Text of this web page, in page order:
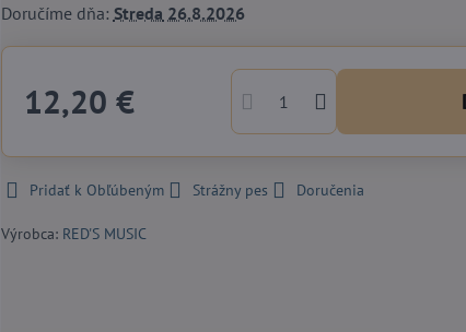
Doručíme dňa: Streda 26.8.2026
12,20 €
Pridať k Obľúbeným Strážny pes Doručenia
Výrobca: RED'S MUSIC